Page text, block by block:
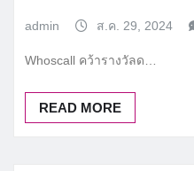
admin ส.ค. 29, 2024
Whoscall คว้ารางวัลด…
READ MORE